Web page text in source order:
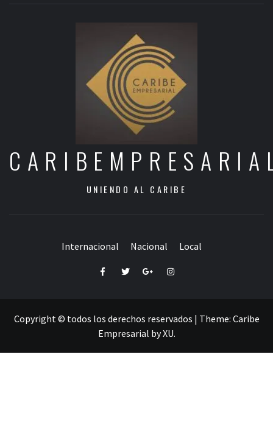
UNIENDO AL CARIBE
Internacional Nacional Local
FacebookTwitterGoogle+Instagram
Copyright © todos los derechos reservados | Theme: Caribe
Empresarial byXU.